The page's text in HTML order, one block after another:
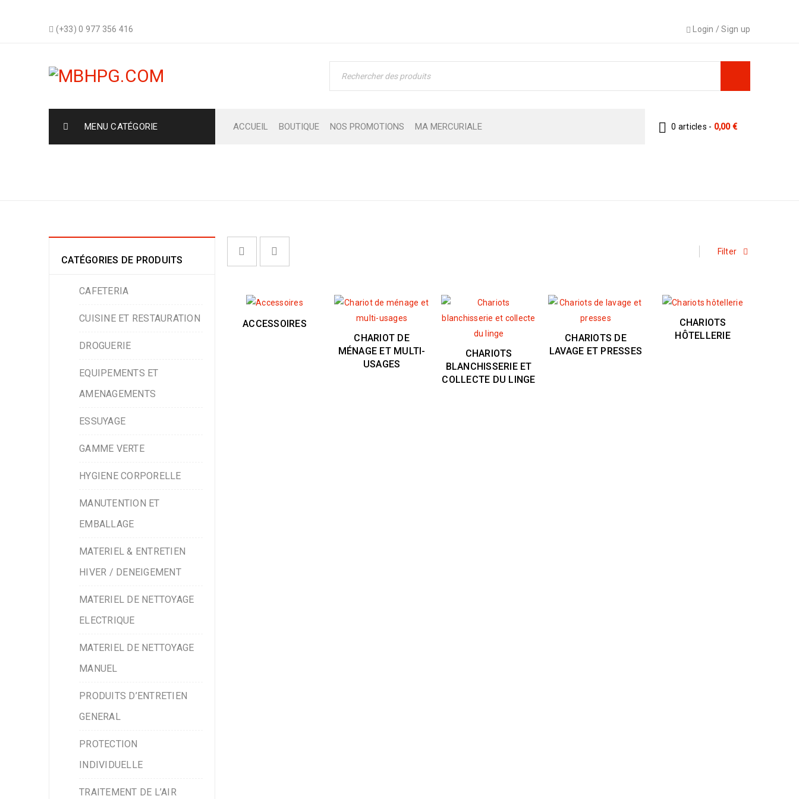
(+33) 0 977 356 416 Login /Sign up
MENU CATÉGORIE ACCUEIL BOUTIQUE NOS PROMOTIONS MA MERCURIALE 0 articles - 0,00€
CATÉGORIES DE PRODUITS
CAFETERIA
CUISINE ET RESTAURATION
DROGUERIE
EQUIPEMENTS ET
AMENAGEMENTS
ESSUYAGE
GAMME VERTE
HYGIENE CORPORELLE
MANUTENTION ET
EMBALLAGE
MATERIEL & ENTRETIEN
HIVER / DENEIGEMENT
MATERIEL DE NETTOYAGE
ELECTRIQUE
MATERIEL DE NETTOYAGE
MANUEL
PRODUITS D’ENTRETIEN
GENERAL
PROTECTION
INDIVIDUELLE
TRAITEMENT DE L’AIR
Filter
ACCESSOIRES
CHARIOT DE
MÉNAGE ET MULTI-
USAGES
CHARIOTS
BLANCHISSERIE ET
COLLECTE DU LINGE
CHARIOTS DE
LAVAGE ET PRESSES
CHARIOTS
HÔTELLERIE